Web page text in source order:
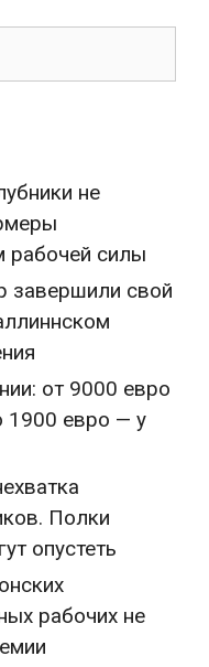
не
рабочей силы
завершили свой
от 9000 евро
1900 евро — у
Полки
опустеть
рабочих не